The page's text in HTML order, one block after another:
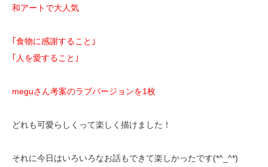
和アートで大人気
｢食物に感謝すること｣
｢人を愛すること｣
meguさん考案のラブバージョンを1枚
どれも可愛らしくって楽しく描けました！
それに今日はいろいろなお話もできて楽しかったです(*^_^*)